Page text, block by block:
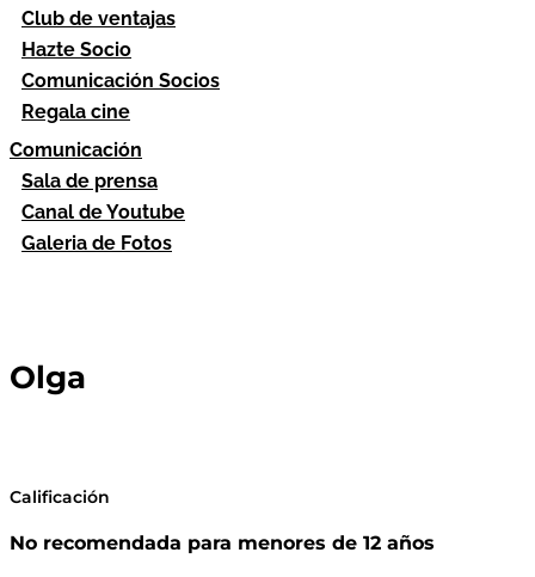
Club de ventajas
Hazte Socio
Comunicación Socios
Regala cine
Comunicación
Sala de prensa
Canal de Youtube
Galeria de Fotos
Olga
Calificación
No recomendada para menores de 12 años